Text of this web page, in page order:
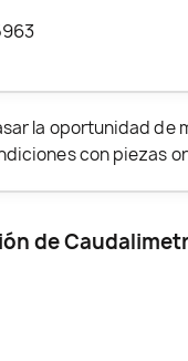
la oportunidad de
con piezas
de